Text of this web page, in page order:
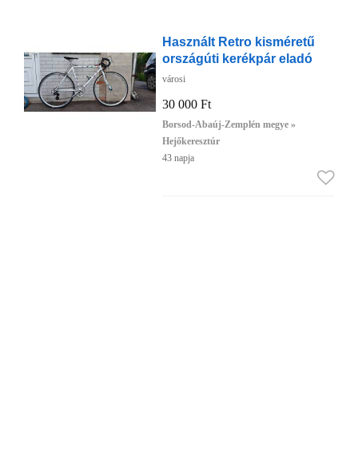
Használt Retro kisméretű
országúti kerékpár eladó
városi
30 000 Ft
Borsod-Abaúj-Zemplén megye »
Hejőkeresztúr
43 napja